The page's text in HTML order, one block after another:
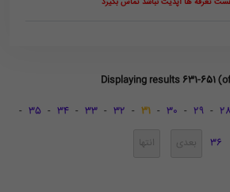
Displaying results 631-651
28
-
29
-
30
-
31
-
32
-
33
-
34
-
35
-
36